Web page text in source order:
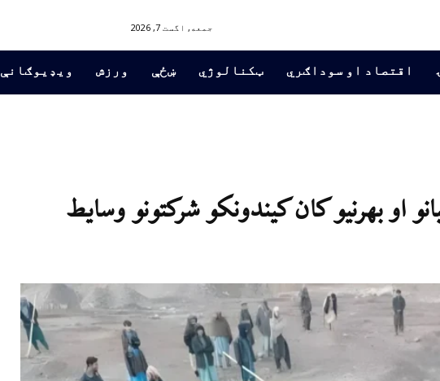
جمعه, اگست 7, 2026
اقتصاد او سوداګري ټکنالوژي ښځې ورزش ویډیوګانې
او بهرنیو کان کیندونکو شرکتونو وسایط